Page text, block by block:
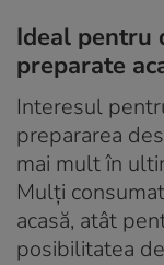
Ideal pentru
preparate
Interesul
prepararea
mai mult în
Mulți
acasă, atât
posibilitatea